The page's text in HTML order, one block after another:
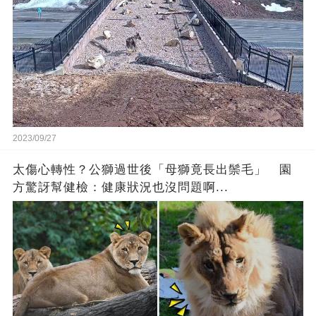
2023/09/27
太傷心轉性？公獅過世後「母獅竟長出鬃毛」 園
方驚訝幫健檢：健康狀況也沒問題啊...